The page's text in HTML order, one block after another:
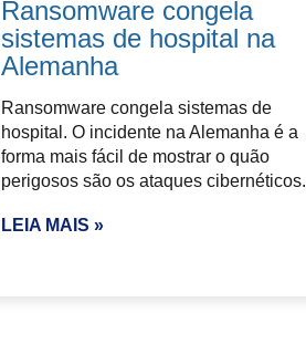
Ransomware congela
sistemas de hospital na
Alemanha
Ransomware congela sistemas de
hospital. O incidente na Alemanha é a
forma mais fácil de mostrar o quão
perigosos são os ataques cibernéticos.
LEIA MAIS »